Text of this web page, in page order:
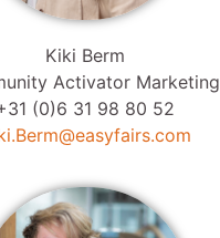
Kiki Berm
Activator Marketing
(0)6 31 98 80 52